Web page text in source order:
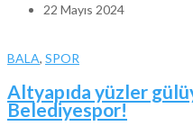
22 Mayıs 2024
BALA, SPOR
Altyapıda yüzler
Belediyespor!